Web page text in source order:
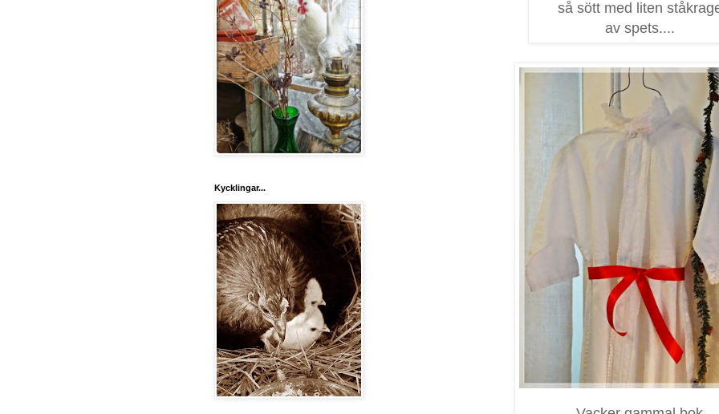
så sött med liten
av spets....
Kycklingar...